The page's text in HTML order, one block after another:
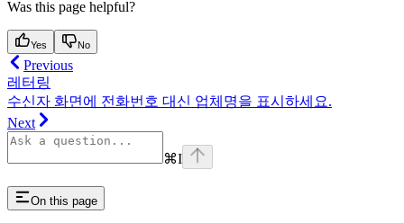
Was this page helpful?
Yes No
Previous
레터링
수신자 화면에 전화번호 대신 업체명을 표시하세요.
Next
⌘I
On this page